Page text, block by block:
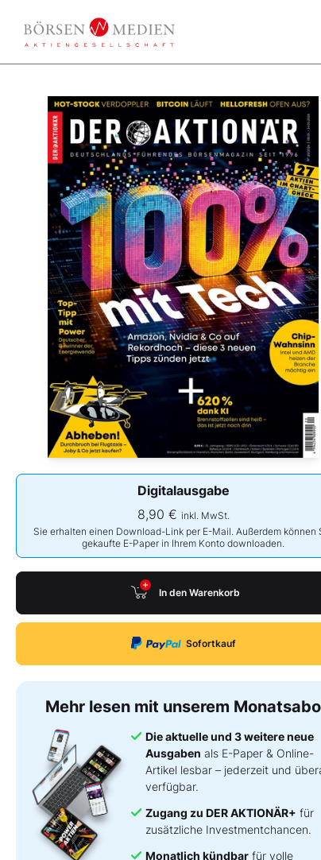
Digitalausgabe
8,90 € inkl. MwSt.
Sie erhalten einen Download-Link per E-Mail. Außerdem können
gekaufte E-Paper in Ihrem Konto downloaden.
In den Warenkorb
Sofortkauf
Mehr lesen mit unserem Monatsabo
Die aktuelle und 3 weitere neue
Ausgaben als E-Paper & Online-
Artikel lesbar – jederzeit und
verfügbar.
Zugang zu DER AKTIONÄR+ für
zusätzliche Investmentchancen.
Monatlich kündbar für volle